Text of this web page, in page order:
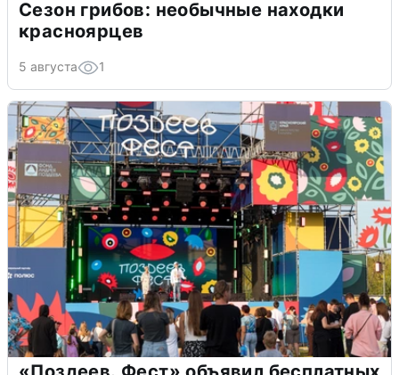
Сезон грибов: необычные находки
красноярцев
5 августа 1